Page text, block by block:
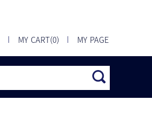
MY CART(0) MY PAGE